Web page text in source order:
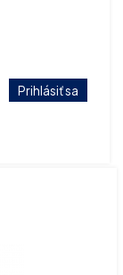
Prihlásiť sa